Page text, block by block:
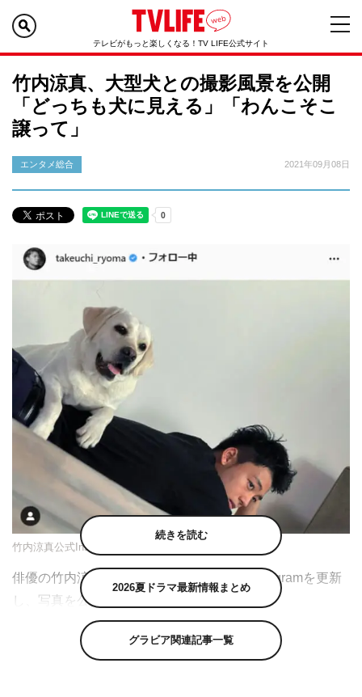
テレビがもっと楽しくなる！TV LIFE公式サイト
竹内涼真、大型犬との撮影風景を公開
「どっちも犬に見える」「わんこそこ
譲って」
エンタメ総合 2021年09月08日
竹内涼真公式Instagram（takeuchi_ryoma）より
俳優の竹内涼真が9月7日（火）に自身のInstagramを更新
し、写真を公開した。
竹内は「＋act かわいい わんちゃん」のコメントとと
もに、大型犬との撮影風景を投稿した。
続きを読む
2026夏ドラマ最新情報まとめ
グラビア関連記事一覧